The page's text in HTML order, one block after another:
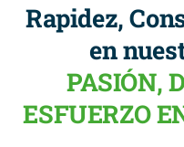
Rapidez,
en
PASIÓN,
ESFUERZO